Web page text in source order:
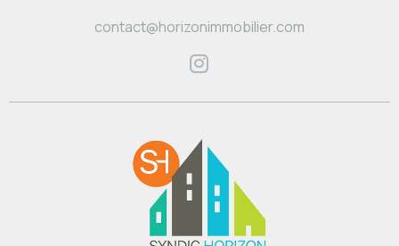
contact@horizonimmobilier.com